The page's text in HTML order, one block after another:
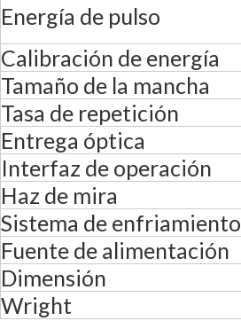
Energía de pulso
Calibración de energía
Tamaño de la mancha
Tasa de repetición
Entrega óptica
Interfaz de operación
Haz de mira
Sistema de enfriamiento
Fuente de alimentación
Dimensión
Wright